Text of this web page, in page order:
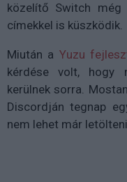
közelítő Switch még
címekkel is küszködik.
Miután a Yuzu
kérdése volt, hogy
kerülnek sorra.
Discordján tegnap
nem lehet már